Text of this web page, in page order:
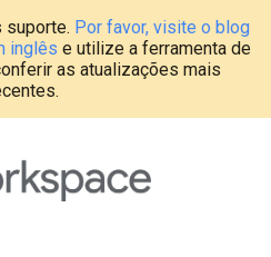
suporte. Por favor, visite o blog
inglês e utilize a ferramenta de
as atualizações mais